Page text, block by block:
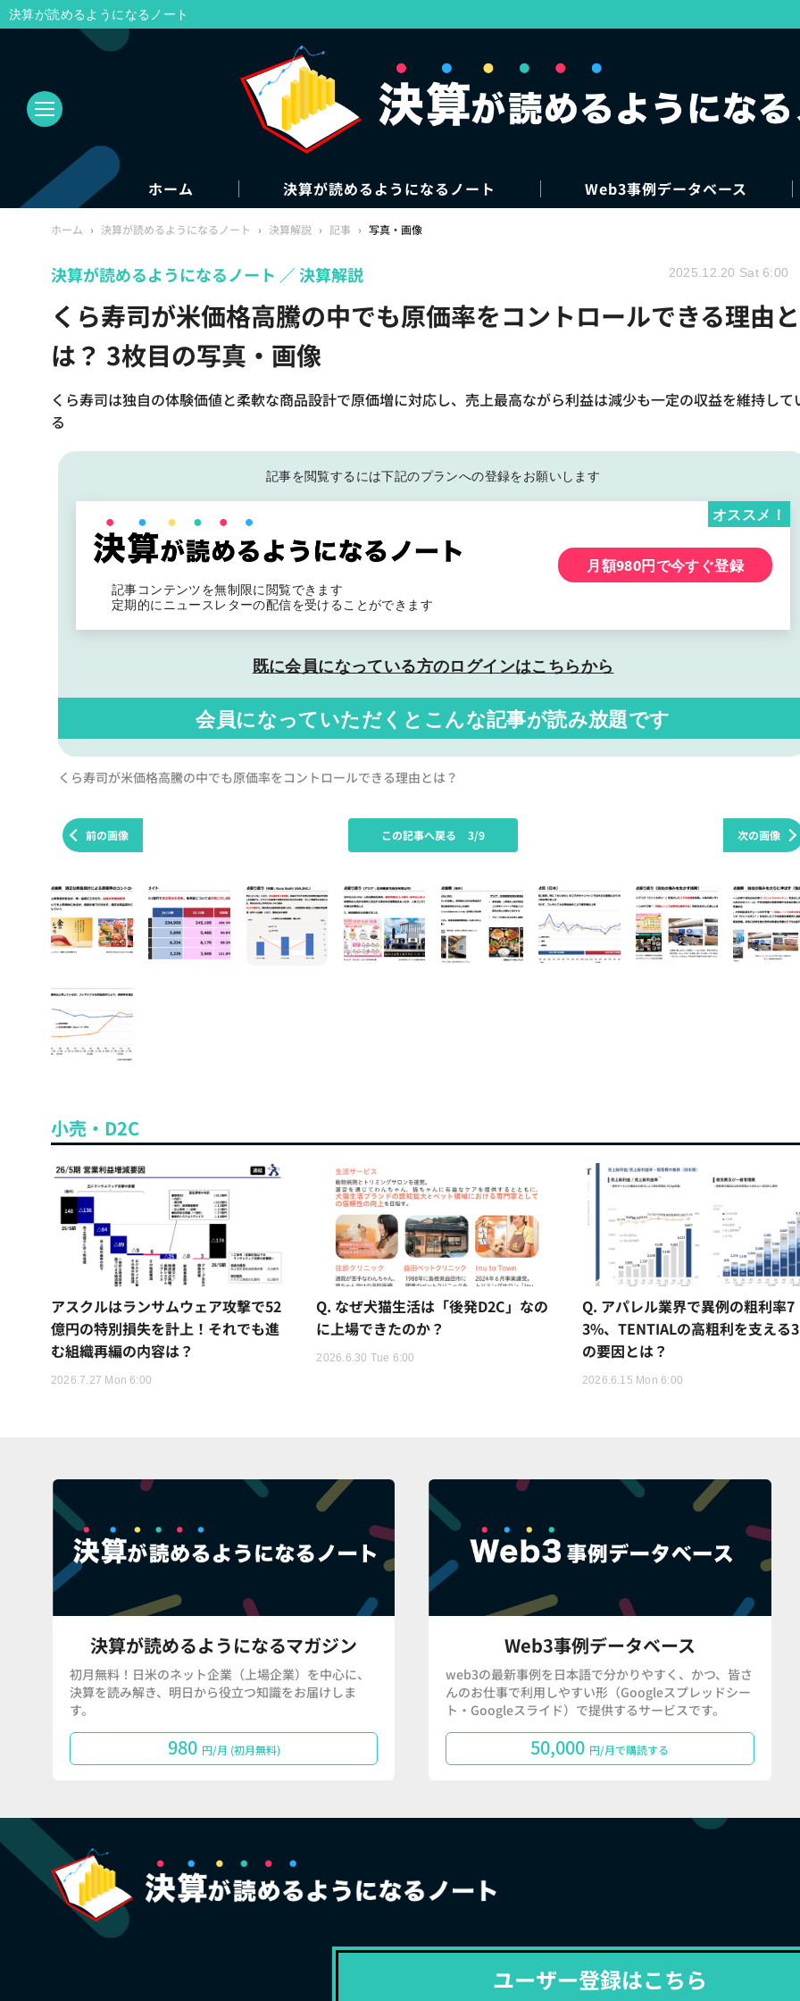
ホーム 決算が読めるようになるノート Web3事例データベース
ホーム › 決算が読めるようになるノート › 決算解説 › 記事 › 写真・画像
くら寿司が米価格高騰の中でも原価率をコントロールできる理由と
は？ 3枚目の写真・画像
くら寿司は独自の体験価値と柔軟な商品設計で原価増に対応し、売上最高ながら利益は減少も一定の収益を維持して
る
決算が読めるようになるノート 決算解説 2025.12.20 Sat 6:00
記事を閲覧するには下記のプランへの登録をお願いします
記事コンテンツを無制限に閲覧できます
定期的にニュースレターの配信を受けることができます
オススメ！
月額980円で今すぐ登録
既に会員になっている方のログインはこちらから
会員になっていただくと こんな記事が読み放題です
くら寿司が米価格高騰の中でも原価率をコントロールできる理由とは？
前の画像 次の画像
この記事へ戻る 3/9
小売・D2C
アスクルはランサムウェア攻撃で52
億円の特別損失を計上！それでも進
む組織再編の内容は？
2026.7.27 Mon 6:00
Q. なぜ犬猫生活は「後発D2C」なの
に上場できたのか？
2026.6.30 Tue 6:00
Q. アパレル業界で異例の粗利率7
3%、TENTIALの高粗利を支える
の要因とは？
2026.6.15 Mon 6:00
決算が読めるようになるマガジン
初月無料！日米のネット企業（上場企業）を中心に、
決算を読み解き、明日から役立つ知識をお届けしま
す。
980 円/月 (初月無料)
Web3事例データベース
web3の最新事例を日本語で分かりやすく、かつ、皆さ
んのお仕事で利用しやすい形（Googleスプレッドシー
ト・Googleスライド）で提供するサービスです。
50,000 円/月で購読する
ユーザー登録はこちら
決算が読めるようになるノート